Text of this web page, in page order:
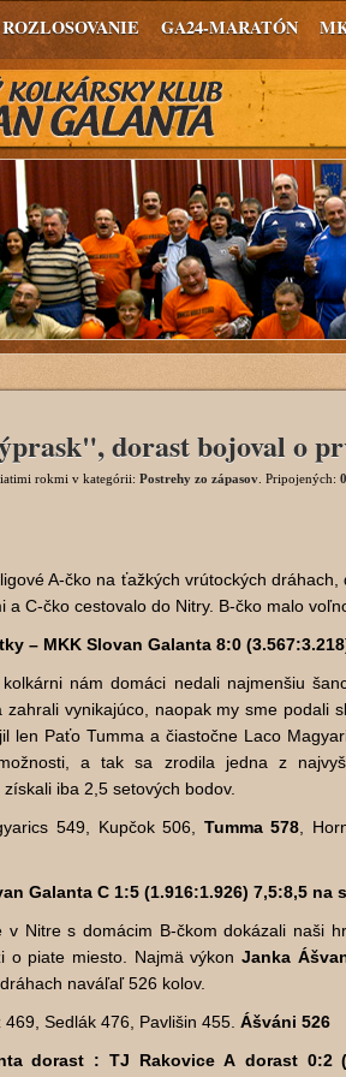
ROZLOSOVANIE GA24-MARATÓN
dorast bojoval o
rokmi v kategórii: Postrehy zo zápasov . Pripojených:
A-čko na ťažkých vrútockých dráhach,
a C-čko cestovalo do Nitry. B-čko malo
– MKK Slovan Galanta 8:0
nám domáci nedali najmenšiu
zahrali vynikajúco, naopak my sme podali
len Paťo Tumma a čiastočne Laco
a tak sa zrodila jedna z
iba 2,5 setových bodov.
549, Kupčok 506, Tumma 578 ,
Galanta C 1:5 (1.916:1.926) 7,5:8,5 na
v Nitre s domácim B-čkom dokázali naši
o piate miesto. Najmä výkon Janka
naváľaľ 526 kolov.
Sedlák 476, Pavlišin 455. Ášváni 526
dorast : TJ Rakovice A dorast 0:2